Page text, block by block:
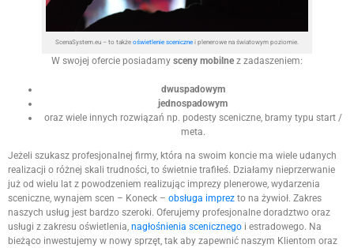
ScenaSystem.eu – to także oświetlenie scenicznei plenerowe na światowym poziomie.
W swojej ofercie posiadamy sceny mobilne z zadaszeniem:
dwuspadowym
jednospadowym
oraz wiele innych rozwiązań np. podesty sceniczne, bramy typu start /
meta.
Jeżeli szukasz profesjonalnej firmy, która na swoim koncie ma wiele udanych
realizacji o różnej skali trudności, to świetnie trafiłeś. Działamy nieprzerwanie
już od wielu lat z powodzeniem realizując imprezy plenerowe, wydarzenia
sceniczne, wynajem scen – Koneck – obsługa imprez to na żywioł. Zakres
naszych usług jest bardzo szeroki. Oferujemy profesjonalne doradztwo oraz
usługi z zakresu oświetlenia, nagłośnienia scenicznego i estradowego. Na
bieżąco inwestujemy w nowy sprzęt, tak aby zapewnić naszym Klientom oraz